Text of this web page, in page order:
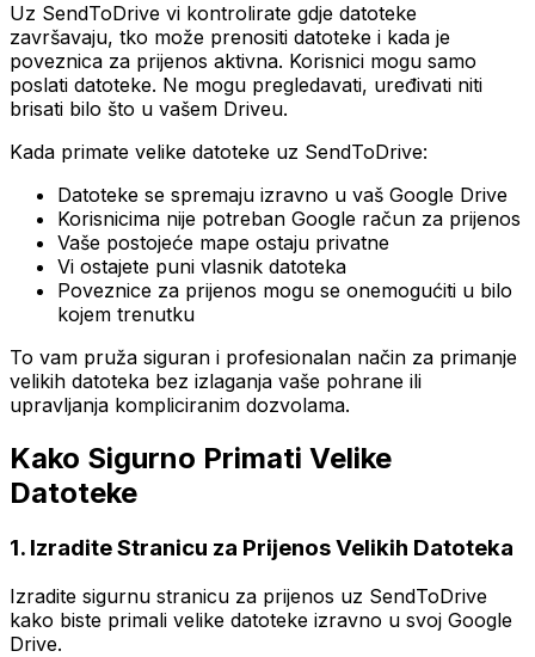
Uz SendToDrive vi kontrolirate gdje datoteke
završavaju, tko može prenositi datoteke i kada je
poveznica za prijenos aktivna. Korisnici mogu samo
poslati datoteke. Ne mogu pregledavati, uređivati niti
brisati bilo što u vašem Driveu.
Kada primate velike datoteke uz SendToDrive:
Datoteke se spremaju izravno u vaš Google Drive
Korisnicima nije potreban Google račun za prijenos
Vaše postojeće mape ostaju privatne
Vi ostajete puni vlasnik datoteka
Poveznice za prijenos mogu se onemogućiti u bilo
kojem trenutku
To vam pruža siguran i profesionalan način za primanje
velikih datoteka bez izlaganja vaše pohrane ili
upravljanja kompliciranim dozvolama.
Kako Sigurno Primati Velike
Datoteke
1. Izradite Stranicu za Prijenos Velikih Datoteka
Izradite sigurnu stranicu za prijenos uz SendToDrive
kako biste primali velike datoteke izravno u svoj Google
Drive.